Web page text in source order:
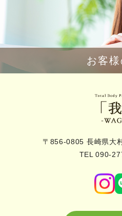
お客
〒856-0805 長崎県大
TEL 090-